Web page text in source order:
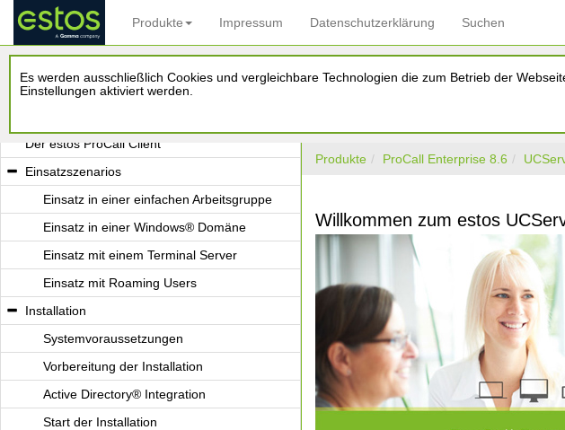
Es werden ausschließlich Cookies und vergleichbare Technologien die zum Betrieb der
Einstellungen aktiviert werden.
Produkte Impressum Datenschutzerklärung Suchen
Willkommen zum estos UCServer
ProCall NEX
Der estos ProCall Client
Einsatzszenarios
Einsatz in einer einfachen Arbeitsgruppe
Einsatz in einer Windows® Domäne
Einsatz mit einem Terminal Server
Einsatz mit Roaming Users
Installation
Systemvoraussetzungen
Vorbereitung der Installation
Active Directory® Integration
Start der Installation
Produkte ProCall Enterprise 8.6
Willkommen zum estos